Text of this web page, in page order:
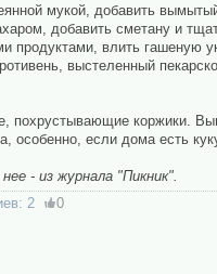
мукой, добавить
добавить сметану и
продуктами, влить гашеную
выстеленный
похрустывающие коржики.
особенно, если дома есть
- из журнала "Пикник".
2 0